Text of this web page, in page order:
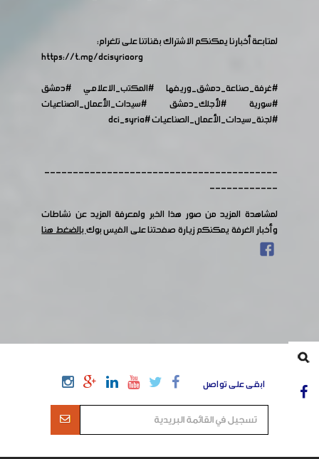
لمتابعة أخبارنا يمكنكم الاشتراك بقناتنا على تلغرام:
https://t.me/dcisyriaorg
#غرفة_صناعة_دمشق_وريفها
#المكتب_الاعلامي
#دمشق
#سورية
#لأجلك_دمشق
#سيدات_الأعمال_الصناعيات
#لجنة_سيدات_الأعمال_الصناعيات#dci_syria
-----------------------------------------
------------
لمشاهدة المزيد من صور هذا الخبر ولمعرفة المزيد عن نشاطات
وأخبار الغرفة يمكنكم زيارة صفحتنا على الفيس بوكبالضغط هنا
ابقى على تواصل